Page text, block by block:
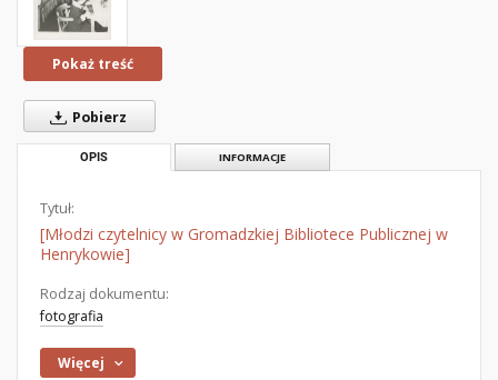
Pokaż treść
Pobierz
OPIS INFORMACJE
Tytuł:
[Młodzi czytelnicy w Gromadzkiej Bibliotece Publicznej w
Henrykowie]
Rodzaj dokumentu:
fotografia
Więcej